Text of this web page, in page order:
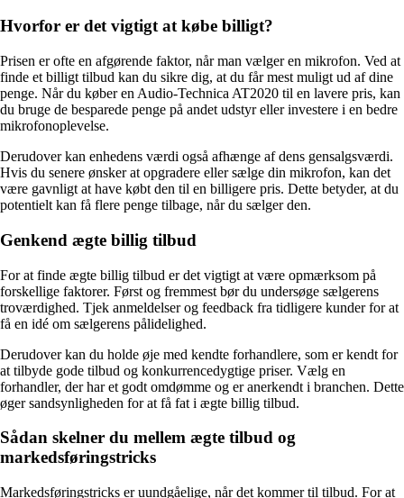
Hvorfor er det vigtigt at købe billigt?
Prisen er ofte en afgørende faktor, når man vælger en mikrofon. Ved at
finde et billigt tilbud kan du sikre dig, at du får mest muligt ud af dine
penge. Når du køber en Audio-Technica AT2020 til en lavere pris, kan
du bruge de besparede penge på andet udstyr eller investere i en bedre
mikrofonoplevelse.
Derudover kan enhedens værdi også afhænge af dens gensalgsværdi.
Hvis du senere ønsker at opgradere eller sælge din mikrofon, kan det
være gavnligt at have købt den til en billigere pris. Dette betyder, at du
potentielt kan få flere penge tilbage, når du sælger den.
Genkend ægte billig tilbud
For at finde ægte billig tilbud er det vigtigt at være opmærksom på
forskellige faktorer. Først og fremmest bør du undersøge sælgerens
troværdighed. Tjek anmeldelser og feedback fra tidligere kunder for at
få en idé om sælgerens pålidelighed.
Derudover kan du holde øje med kendte forhandlere, som er kendt for
at tilbyde gode tilbud og konkurrencedygtige priser. Vælg en
forhandler, der har et godt omdømme og er anerkendt i branchen. Dette
øger sandsynligheden for at få fat i ægte billig tilbud.
Sådan skelner du mellem ægte tilbud og
markedsføringstricks
Markedsføringstricks er uundgåelige, når det kommer til tilbud. For at